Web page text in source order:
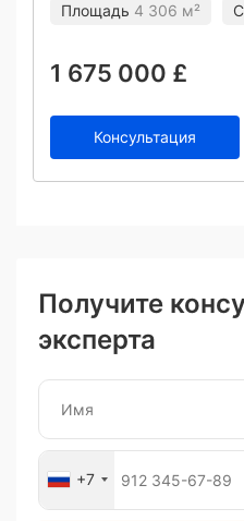
Площадь 4 306 м²
1 675 000 £
Консультация
Получите
эксперта
+7